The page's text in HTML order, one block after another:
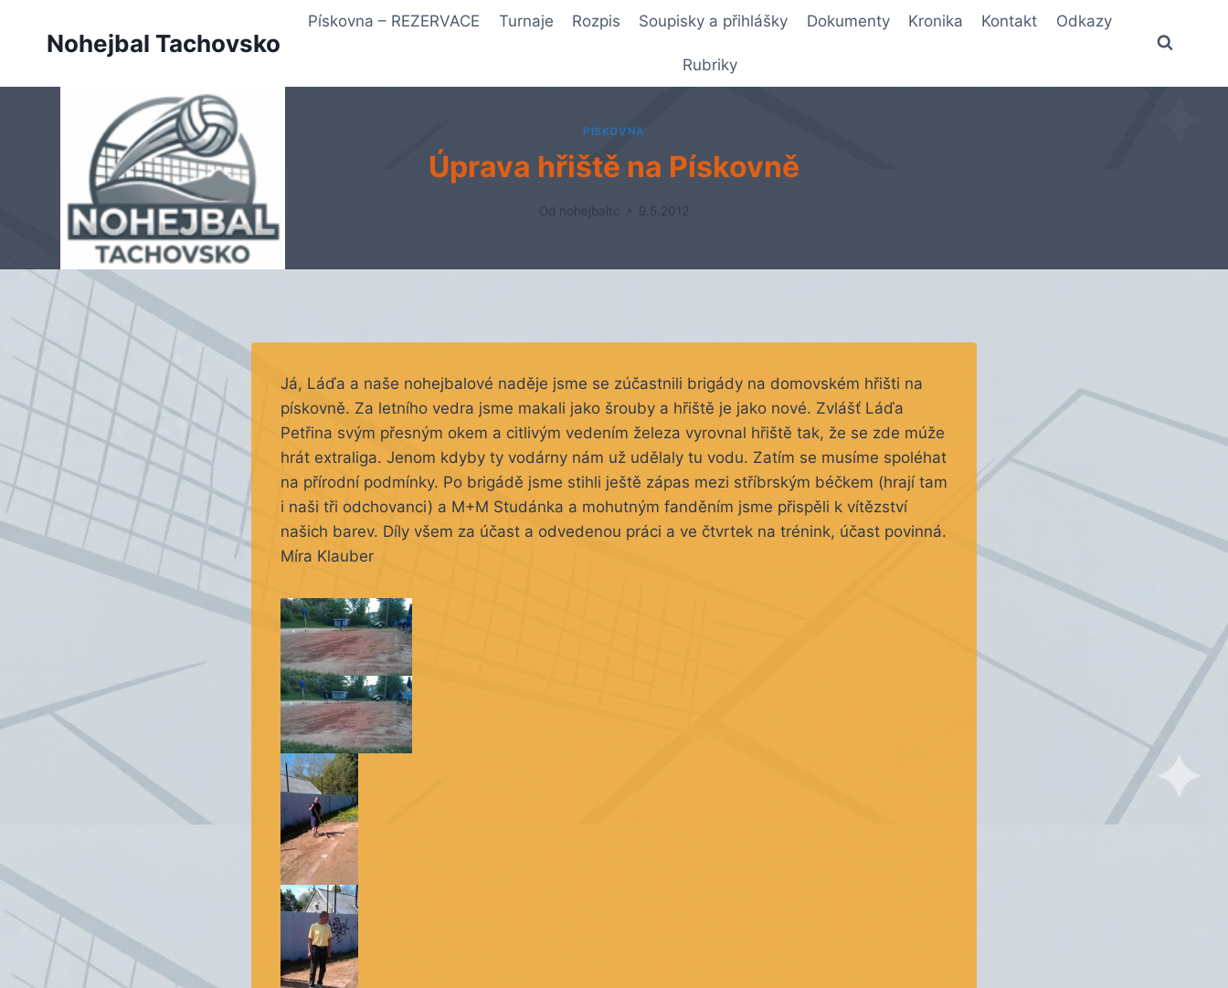
Nohejbal Tachovsko
Pískovna – REZERVACE Turnaje Rozpis Soupisky a přihlášky Dokumenty Kronika Kontakt Odkazy
Rubriky
PÍSKOVNA
Úprava hřiště na Pískovně
Od nohejbaltc 9.5.2012
Já, Láďa a naše nohejbalové naděje jsme se zúčastnili brigády na domovském hřišti na
pískovně. Za letního vedra jsme makali jako šrouby a hřiště je jako nové. Zvlášť Láďa
Petřina svým přesným okem a citlivým vedením železa vyrovnal hřiště tak, že se zde múže
hrát extraliga. Jenom kdyby ty vodárny nám už udělaly tu vodu. Zatím se musíme spoléhat
na přírodní podmínky. Po brigádě jsme stihli ještě zápas mezi stříbrským béčkem (hrají tam
i naši tři odchovanci) a M+M Studánka a mohutným fanděním jsme přispěli k vítězství
našich barev. Díly všem za účast a odvedenou práci a ve čtvrtek na trénink, účast povinná.
Míra Klauber